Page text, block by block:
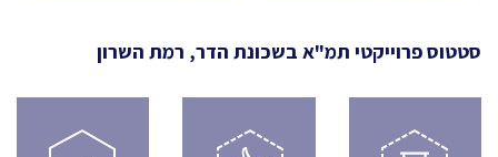
סטטוס פרוייקטי תמ"א בשכונת הדר, רמת השרון